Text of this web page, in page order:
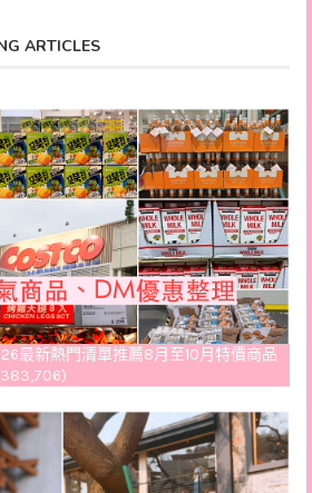
ARTICLES
最新熱門清單推薦8月至10月特價商品